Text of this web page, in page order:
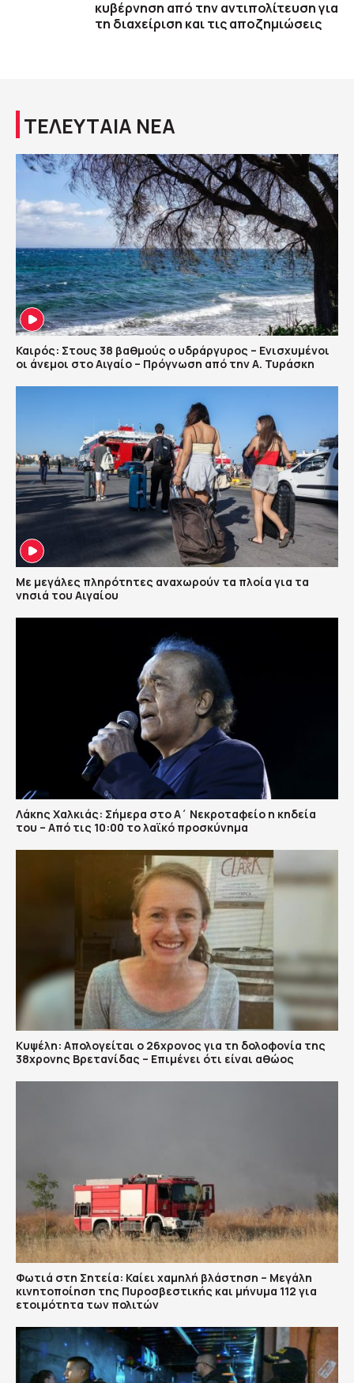
κυβέρνηση από την αντιπολίτευση για
τη διαχείριση και τις αποζημιώσεις
ΤΕΛΕΥΤΑΙΑ ΝΕΑ
Καιρός: Στους 38 βαθμούς ο υδράργυρος – Ενισχυμένοι
οι άνεμοι στο Αιγαίο – Πρόγνωση από την Α. Τυράσκη
Με μεγάλες πληρότητες αναχωρούν τα πλοία για τα
νησιά του Αιγαίου
Λάκης Χαλκιάς: Σήμερα στο Α΄ Νεκροταφείο η κηδεία
του – Από τις 10:00 το λαϊκό προσκύνημα
Κυψέλη: Απολογείται ο 26χρονος για τη δολοφονία της
38χρονης Βρετανίδας – Επιμένει ότι είναι αθώος
Φωτιά στη Σητεία: Καίει χαμηλή βλάστηση – Μεγάλη
κινητοποίηση της Πυροσβεστικής και μήνυμα 112 για
ετοιμότητα των πολιτών